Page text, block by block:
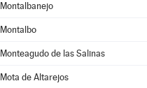
Montalbanejo
Montalbo
Monteagudo de las Salinas
Mota de Altarejos